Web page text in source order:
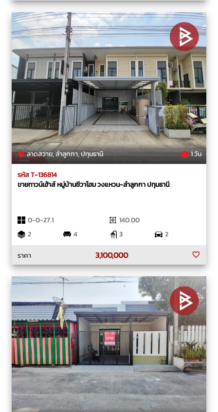
ลาดสวาย, ลำลูกกา, ปทุมธานี 1 วัน
รหัส T-136814
ขายทาวน์เฮ้าส์ หมู่บ้านชีวาโฮม วงแหวน-ลำลูกกา ปทุมธานี
0-0-27.1
140.00
2
4 3
2
ราคา
3,100,000